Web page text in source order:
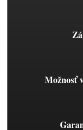
Možnosť